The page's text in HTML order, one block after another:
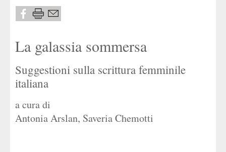
La galassia sommersa
Suggestioni sulla scrittura femminile
italiana
a cura di
Antonia Arslan, Saveria Chemotti